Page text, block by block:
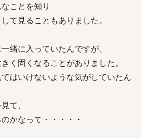
ことを知り
て見ることもありました。
緒に入っていたんですが、
く固くなることがありました。
はいけないような気がしていたん
て、
かなって・・・・・